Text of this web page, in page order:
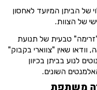
של הביתן המיועד לאחסון
של הצוות.
טבעית של תנועת
וודאו שאין "צווארי בקבוק"
לנוע בביתן בכיוון
השונים.